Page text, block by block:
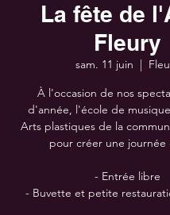
La fête de
Fleury
sam. 11 juin
  |
À l'occasion de nos
d'année, l'école de
Arts plastiques de la
pour créer une journée
- Entrée libre
- Buvette et petite